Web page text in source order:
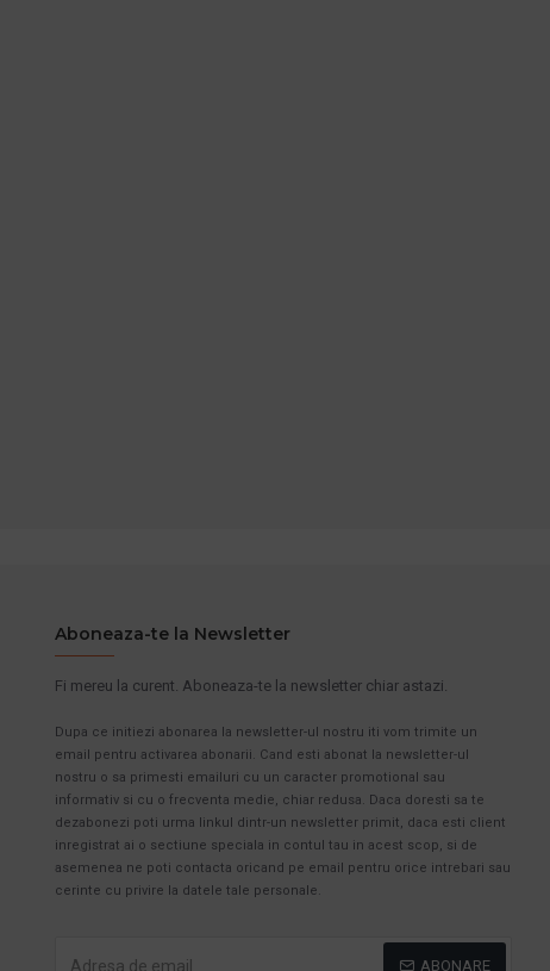
Aboneaza-te la Newsletter
Fi mereu la curent. Aboneaza-te la newsletter chiar astazi.
Dupa ce initiezi abonarea la newsletter-ul nostru iti vom trimite un
email pentru activarea abonarii. Cand esti abonat la newsletter-ul
nostru o sa primesti emailuri cu un caracter promotional sau
informativ si cu o frecventa medie, chiar redusa. Daca doresti sa te
dezabonezi poti urma linkul dintr-un newsletter primit, daca esti client
inregistrat ai o sectiune speciala in contul tau in acest scop, si de
asemenea ne poti contacta oricand pe email pentru orice intrebari sau
cerinte cu privire la datele tale personale.
ABONARE